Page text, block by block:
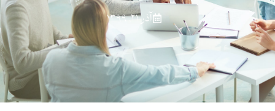
آذر ۲۱, ۱۳۹۹